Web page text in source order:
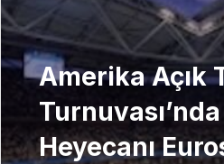
Amerika Açık
Heyecanı